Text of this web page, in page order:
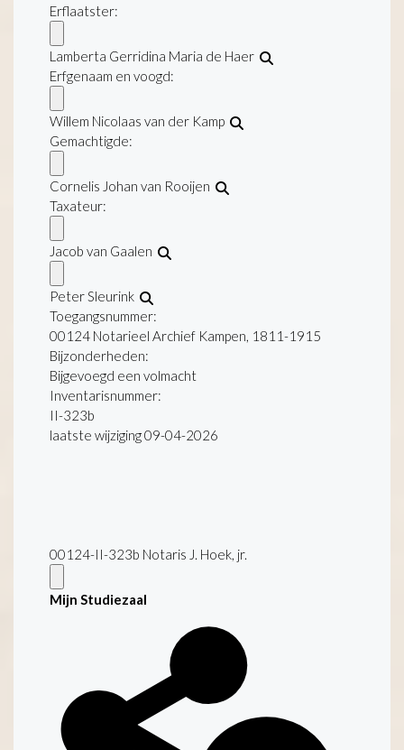
Erflaatster:
Lamberta Gerridina Maria de Haer
Erfgenaam en voogd:
Willem Nicolaas van der Kamp
Gemachtigde:
Cornelis Johan van Rooijen
Taxateur:
Jacob van Gaalen
Peter Sleurink
Toegangsnummer:
00124 Notarieel Archief Kampen, 1811-1915
Bijzonderheden:
Bijgevoegd een volmacht
Inventarisnummer:
II-323b
laatste wijziging 09-04-2026
00124-II-323b Notaris J. Hoek, jr.
Mijn Studiezaal